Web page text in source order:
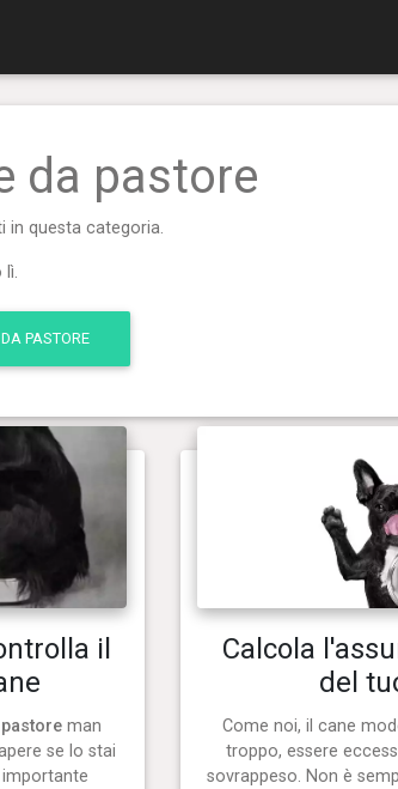
da pastore
in questa categoria.
lì.
PASTORE
il
man
se lo stai
Calcola
del
Come noi, il cane
troppo, essere
sovrappeso. Non è